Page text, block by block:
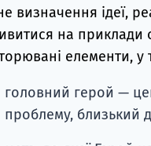
визначення ідеї,
на
елементи, у
головний герой —
проблему, близький